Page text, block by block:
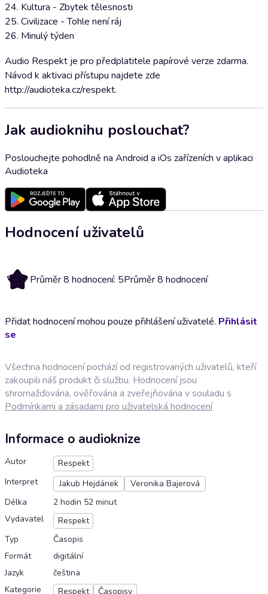
24. Kultura - Zbytek tělesnosti
25. Civilizace - Tohle není ráj
26. Minulý týden
Audio Respekt je pro předplatitele papírové verze zdarma.
Návod k aktivaci přístupu najdete zde
http://audioteka.cz/respekt.
Jak audioknihu poslouchat?
Poslouchejte pohodlně na Android a iOs zařízeních v aplikaci
Audioteka
Hodnocení uživatelů
5 Průměr 8 hodnocení: 5Průměr 8 hodnocení
Přidat hodnocení mohou pouze přihlášení uživatelé. Přihlásit
se
Všechna hodnocení pochází od registrovaných uživatelů, kteří
zakoupili náš produkt či službu. Hodnocení jsou
shromažďována, ověřována a zveřejňována v souladu s
Podmínkami a zásadami pro uživatelská hodnocení
Informace o audioknize
Autor
Respekt
Interpret
Jakub Hejdánek
Veronika Bajerová
Délka
2 hodin 52 minut
Vydavatel
Respekt
Typ
Časopis
Formát
digitální
Jazyk
čeština
Kategorie
Respekt Časopisy